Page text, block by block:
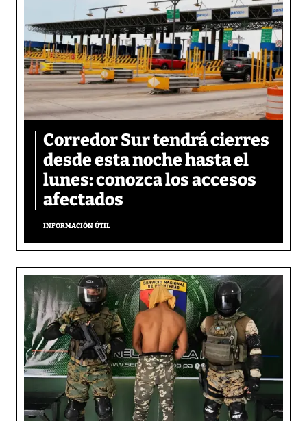
Corredor Sur tendrá cierres
desde esta noche hasta el
lunes: conozca los accesos
afectados
INFORMACIÓN ÚTIL